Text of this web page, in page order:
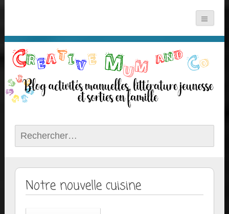
Rechercher :
Notre nouvelle cuisine